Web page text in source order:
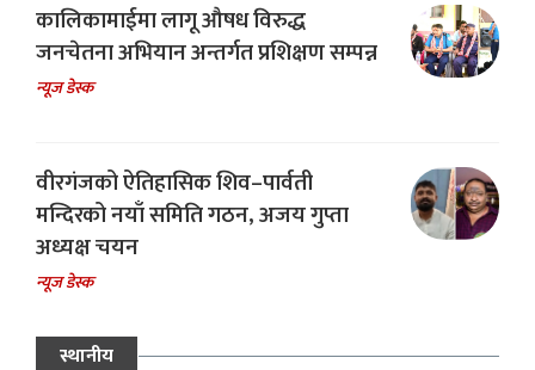
कालिकामाईमा लागू औषध विरुद्ध
जनचेतना अभियान अन्तर्गत प्रशिक्षण सम्पन्न
न्यूज डेस्क
वीरगंजको ऐतिहासिक शिव–पार्वती
मन्दिरको नयाँ समिति गठन, अजय गुप्ता
अध्यक्ष चयन
न्यूज डेस्क
स्थानीय